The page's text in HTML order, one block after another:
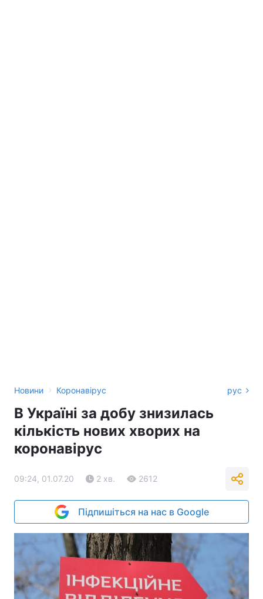
Новини › Коронавірус рус
В Україні за добу знизилась
кількість нових хворих на
коронавірус
09:24, 01.07.20 2 хв. 2612
Підпишіться на нас в Google